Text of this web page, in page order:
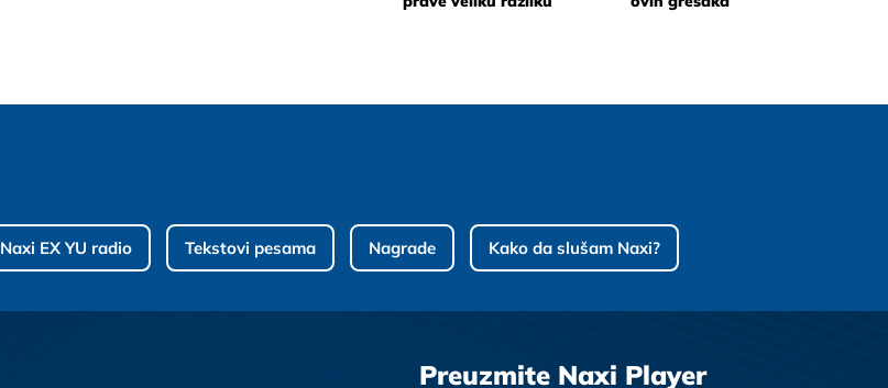
Naxi EX YU radio Tekstovi pesama Nagrade Kako da slušam Naxi?
Preuzmite Naxi Player